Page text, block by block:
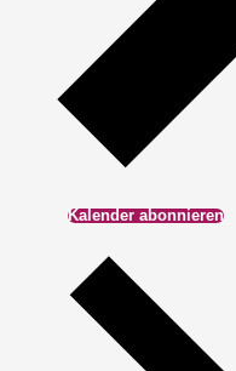
Kalender abonnieren